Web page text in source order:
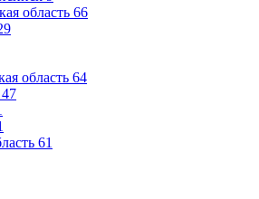
область 66
область 64
47
61